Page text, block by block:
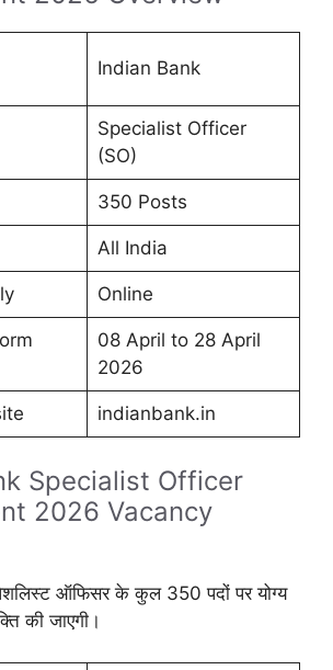
Indian Bank
Specialist Officer
(SO)
350 Posts
All India
Online
08 April to 28 April
2026
indianbank.in
Specialist Officer
2026 Vacancy
ऑफिसर के कुल 350 पदों पर योग्य
की जाएगी।